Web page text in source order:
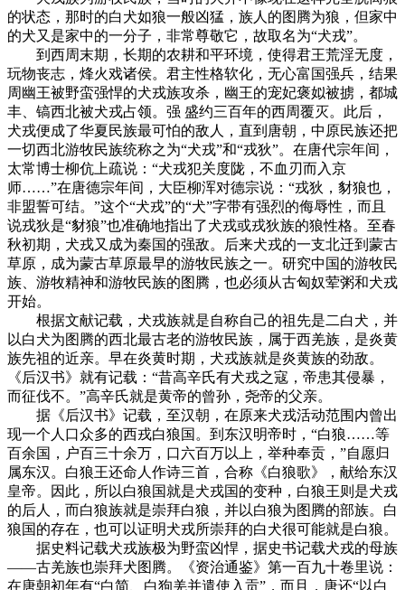
的状态，那时的白犬如狼一般凶猛，族人的图腾为狼，但家中
的犬又是家中的一分子，非常尊敬它，故取名为“犬戎”。
到西周末期，长期的农耕和平环境，使得君王荒淫无度，
玩物丧志，烽火戏诸侯。君主性格软化，无心富国强兵，结果
周幽王被野蛮强悍的犬戎族攻杀，幽王的宠妃褒姒被掳，都城
丰、镐西北被犬戎占领。强 盛约三百年的西周覆灭。此后，
犬戎便成了华夏民族最可怕的敌人，直到唐朝，中原民族还把
一切西北游牧民族统称之为“犬戎”和“戎狄”。在唐代宗年间，
太常博士柳伉上疏说：“犬戎犯关度陇，不血刃而入京
师……”在唐德宗年间，大臣柳浑对德宗说：“戎狄，豺狼也，
非盟誓可结。”这个“犬戎”的“犬”字带有强烈的侮辱性，而且
说戎狄是“豺狼”也准确地指出了犬戎或戎狄族的狼性格。至春
秋初期，犬戎又成为秦国的强敌。后来犬戎的一支北迁到蒙古
草原，成为蒙古草原最早的游牧民族之一。研究中国的游牧民
族、游牧精神和游牧民族的图腾，也必须从古匈奴荤粥和犬戎
开始。
根据文献记载，犬戎族就是自称自己的祖先是二白犬，并
以白犬为图腾的西北最古老的游牧民族，属于西羌族，是炎黄
族先祖的近亲。早在炎黄时期，犬戎族就是炎黄族的劲敌。
《后汉书》就有记载：“昔高辛氏有犬戎之寇，帝患其侵暴，
而征伐不。”高辛氏就是黄帝的曾孙，尧帝的父亲。
据《后汉书》记载，至汉朝，在原来犬戎活动范围内曾出
现一个人口众多的西戎白狼国。到东汉明帝时，“白狼……等
百余国，户百三十余万，口六百万以上，举种奉贡，”自愿归
属东汉。白狼王还命人作诗三首，合称《白狼歌》，献给东汉
皇帝。因此，所以白狼国就是犬戎国的变种，白狼王则是犬戎
的后人，而白狼族就是崇拜白狼，并以白狼为图腾的部族。白
狼国的存在，也可以证明犬戎所崇拜的白犬很可能就是白狼。
据史料记载犬戎族极为野蛮凶悍，据史书记载犬戎的母族
——古羌族也崇拜犬图腾。《资治通鉴》第一百九十卷里说：
在唐朝初年有“白简、白狗羌并遣使入贡”，而且，唐还“以白